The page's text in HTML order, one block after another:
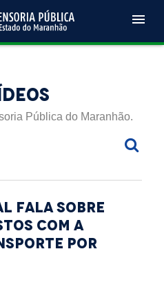
menu
Pública do Maranhão.
fala sobre
com a
por